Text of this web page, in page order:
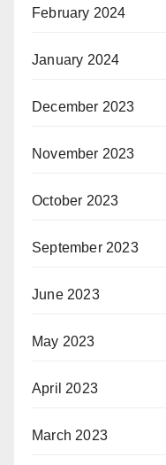
February 2024
January 2024
December 2023
November 2023
October 2023
September 2023
June 2023
May 2023
April 2023
March 2023